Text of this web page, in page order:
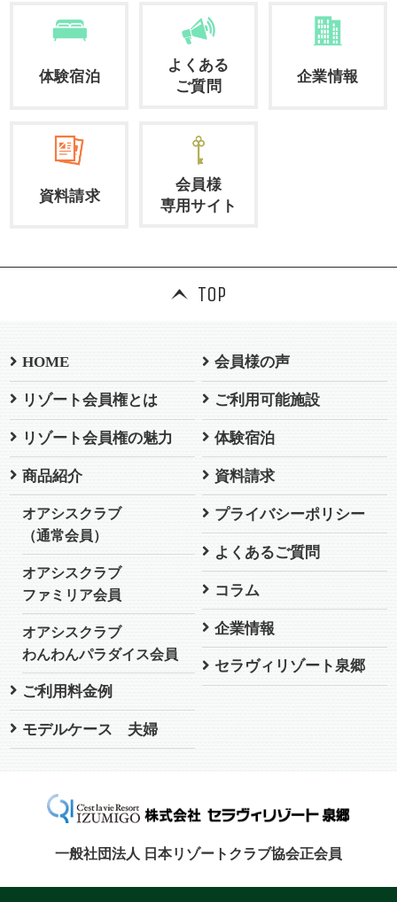
体験宿泊
よくある
ご質問
企業情報
資料請求
会員様
専用サイト
TOP
HOME
リゾート会員権とは
リゾート会員権の魅力
商品紹介
オアシスクラブ
（通常会員）
オアシスクラブ
ファミリア会員
オアシスクラブ
わんわんパラダイス会員
ご利用料金例
モデルケース 夫婦
会員様の声
ご利用可能施設
体験宿泊
資料請求
プライバシーポリシー
よくあるご質問
コラム
企業情報
セラヴィリゾート泉郷
一般社団法人 日本リゾートクラブ協会正会員